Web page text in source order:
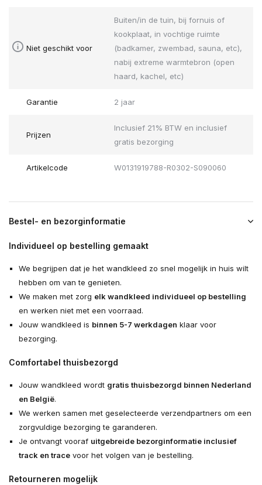
Niet geschikt voor
Buiten/in de tuin, bij fornuis of
kookplaat, in vochtige ruimte
(badkamer, zwembad, sauna, etc),
nabij extreme warmtebron (open
haard, kachel, etc)
Garantie 2 jaar
Prijzen
Inclusief 21% BTW en inclusief
gratis bezorging
Artikelcode W0131919788-R0302-S090060
Bestel- en bezorginformatie
Individueel op bestelling gemaakt
We begrijpen dat je het wandkleed zo snel mogelijk in huis wilt
hebben om van te genieten.
We maken met zorg elk wandkleed individueel op bestelling
en werken niet met een voorraad.
Jouw wandkleed is binnen 5-7 werkdagen klaar voor
bezorging.
Comfortabel thuisbezorgd
Jouw wandkleed wordt gratis thuisbezorgd binnen Nederland
en België.
We werken samen met geselecteerde verzendpartners om een
zorgvuldige bezorging te garanderen.
Je ontvangt vooraf uitgebreide bezorginformatie inclusief
track en tracevoor het volgen van je bestelling.
Retourneren mogelijk